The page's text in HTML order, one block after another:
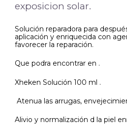
exposicion solar.
Solución reparadora para
aplicación y enriquecida con
favorecer la reparación.
Que podra encontrar en .
Xheken Solución 100 ml .
Atenua las arrugas,
Alivio y normalización d la piel